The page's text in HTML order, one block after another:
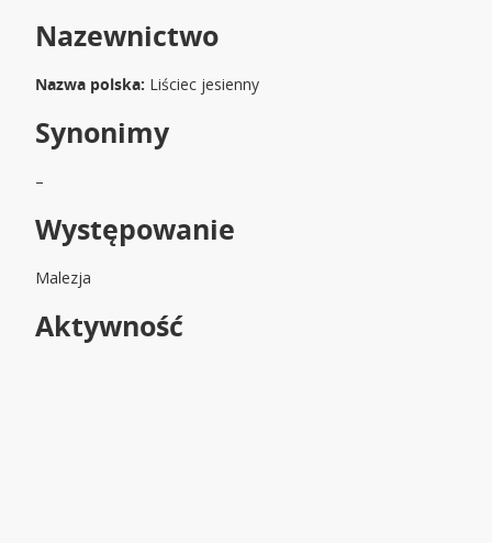
Nazewnictwo
Nazwa polska: Liściec jesienny
Synonimy
–
Występowanie
Malezja
Aktywność